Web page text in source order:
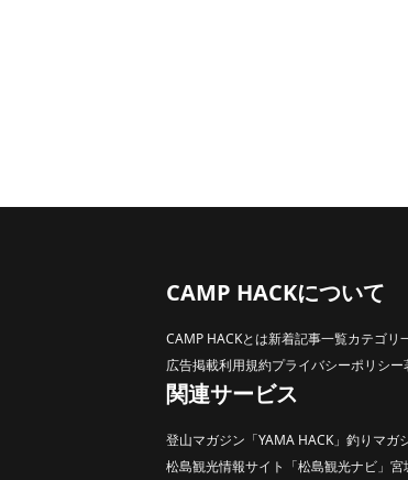
CAMP HACKについて
CAMP HACKとは新着記事一覧カテゴリ
広告掲載利用規約プライバシーポリシー
関連サービス
登山マガジン「YAMA HACK」 釣りマガ
松島観光情報サイト「松島観光ナビ」 宮